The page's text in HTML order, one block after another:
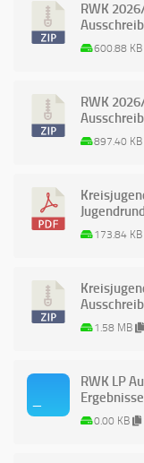
RWK
600.88 KB
RWK
897.40 KB
173.84 KB
1.58 MB
RWK LP
Ergebnisse
0.00 KB